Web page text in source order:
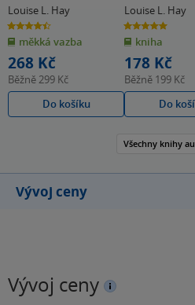
Louise L. Hay
4.5
z
5
hvězdiček
měkká vazba
268 Kč
Běžně299 Kč
Do košíku
Louise L. Hay
5.0
z
5
hvězdiček
kniha
178 Kč
Běžně 199 Kč
Do
Všechny knihy
Vývoj ceny
Vývoj ceny